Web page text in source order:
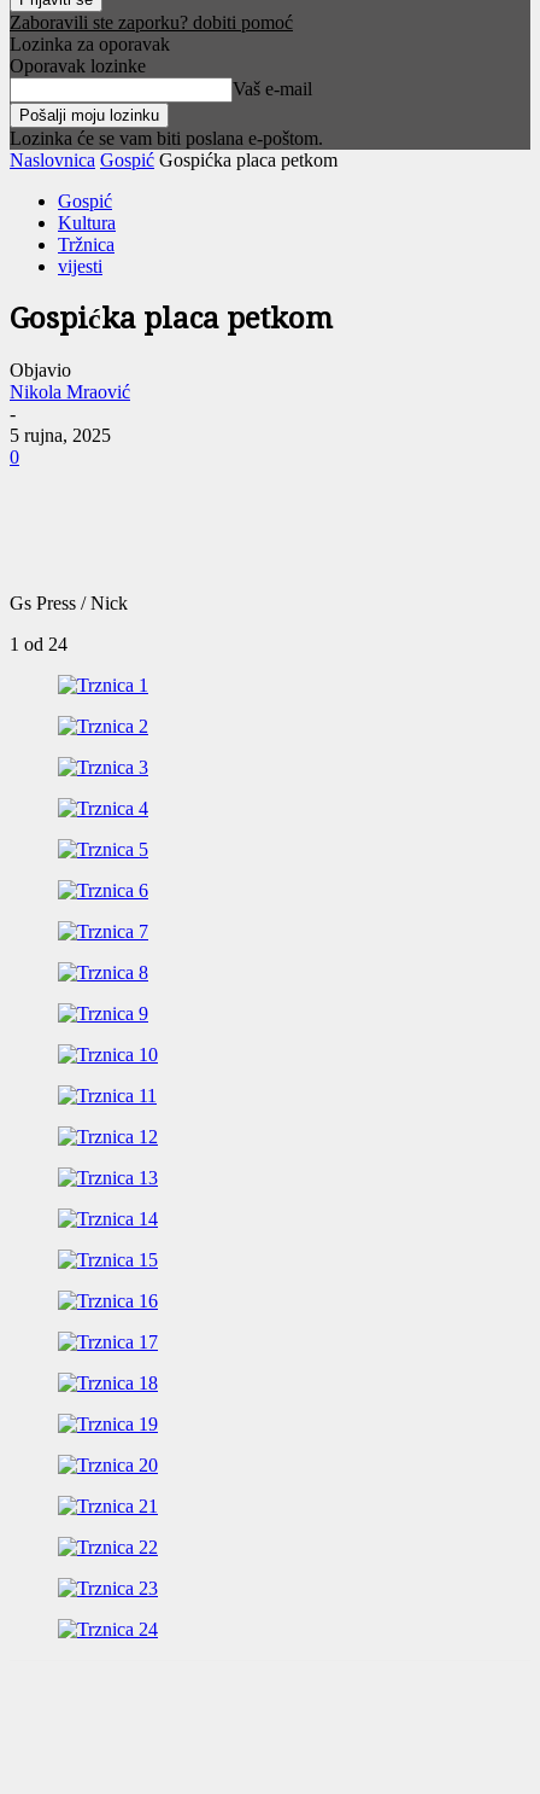
Zaboravili ste zaporku? dobiti pomoć
Lozinka za oporavak
Oporavak lozinke
Vaš e-mail
Lozinka će se vam biti poslana e-poštom.
Naslovnica Gospić Gospićka placa petkom
Gospić
Kultura
Tržnica
vijesti
Gospićka placa petkom
Objavio
Nikola Mraović
-
5 rujna, 2025
0
Gs Press / Nick
1 od 24